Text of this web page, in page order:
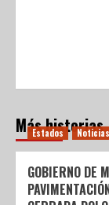
Más historias
Estados Noticias
GOBIERNO DE